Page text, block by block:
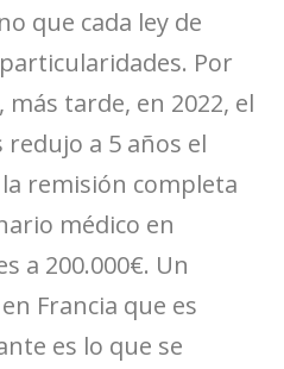
que cada ley de
Por
tarde, en 2022, el
a 5 años el
remisión completa
médico en
a 200.000€. Un
Francia que es
es lo que se